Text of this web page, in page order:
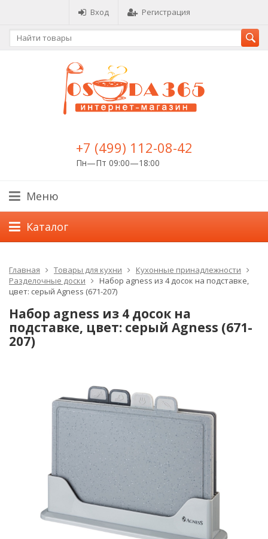
Вход Регистрация
+7 (499) 112-08-42
Пн—Пт 09:00—18:00
Меню
Каталог
Главная Товары для кухни
Кухонные принадлежности
Разделочные доски
Набор agness из 4 досок на подставке,
цвет: серый Agness (671-207)
Набор agness из 4 досок на
подставке, цвет: серый Agness (671-
207)